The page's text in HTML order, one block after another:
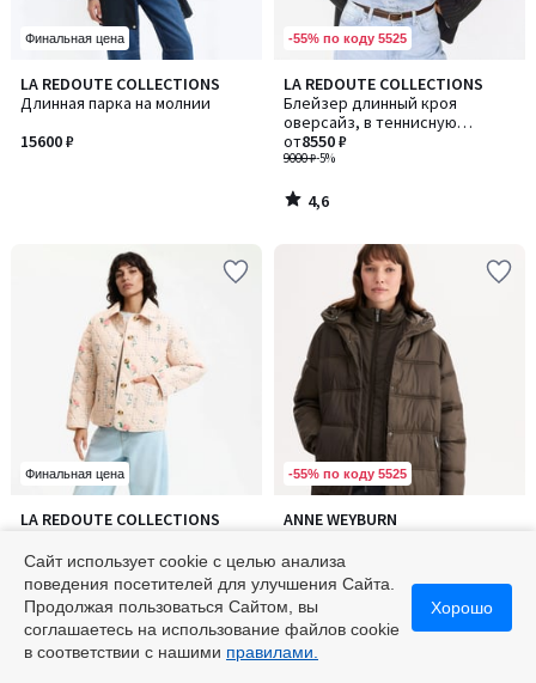
Финальная цена
LA REDOUTE COLLECTIONS
Длинная парка на молнии
15600 ₽
-55% по коду 5525
LA REDOUTE COLLECTIONS
Блейзер длинный кроя
оверсайз, в теннисную
полоску
9000 ₽-5%
от8550 ₽
4,6
/ 5
4,6
/
Финальная цена
LA REDOUTE COLLECTIONS
принтом
8400 ₽-29%
5964 ₽
-55% по коду 5525
ANNE WEYBURN
длинная на молнии, зимняя
22500 ₽-29%
от15975 ₽
3,8
Количество
3
3,8
5
Сайт использует cookie с целью анализа
поведения посетителей для улучшения Сайта.
Продолжая пользоваться Сайтом, вы
соглашаетесь на использование файлов cookie
в соответствии с нашими правилами.
Хорошо